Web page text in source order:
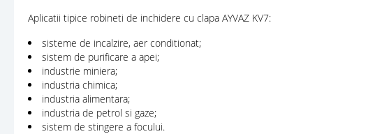
Aplicatii tipice robineti de inchidere cu clapa AYVAZ KV7:
sisteme de incalzire, aer conditionat;
sistem de purificare a apei;
industrie miniera;
industria chimica;
industria alimentara;
industria de petrol si gaze;
sistem de stingere a focului.